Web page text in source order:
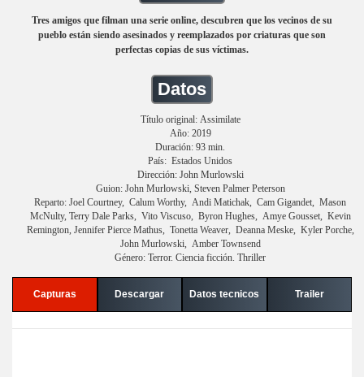
Tres amigos que filman una serie online, descubren que los vecinos de su
pueblo están siendo asesinados y reemplazados por criaturas que son
perfectas copias de sus víctimas.
Datos
Título original: Assimilate
Año: 2019
Duración: 93 min.
País: Estados Unidos
Dirección: John Murlowski
Guion: John Murlowski, Steven Palmer Peterson
Reparto: Joel Courtney, Calum Worthy, Andi Matichak, Cam Gigandet, Mason
McNulty, Terry Dale Parks, Vito Viscuso, Byron Hughes, Amye Gousset, Kevin
Remington, Jennifer Pierce Mathus, Tonetta Weaver, Deanna Meske, Kyler Porche,
John Murlowski, Amber Townsend
Género: Terror. Ciencia ficción. Thriller
Capturas Descargar Datos tecnicos Trailer